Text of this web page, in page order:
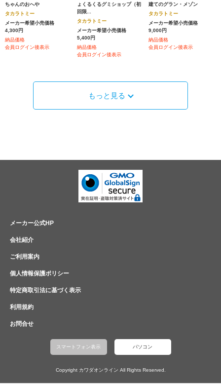
ちゃんのおへや
タカラトミー
メーカー希望小売価格
4,300円
納品価格
会員ログイン後表示
ょくるくるグミショップ（初
回限...
タカラトミー
メーカー希望小売価格
5,400円
納品価格
会員ログイン後表示
建てのグラン・メゾン
タカラトミー
メーカー希望小売価格
9,000円
納品価格
会員ログイン後表示
もっと見る
メーカー公式HP
会社紹介
ご利用案内
個人情報保護ポリシー
特定商取引法に基づく表示
利用規約
お問合せ
スマートフォン表示 パソコン
Copyright カワダオンライン All Rights Reserved.